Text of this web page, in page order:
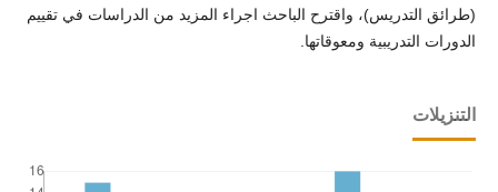
(طرائق التدريس)، واقترح الباحث اجراء المزيد من الدراسات في تقييم
الدورات التدريبية ومعوقاتها.
التنزيلات